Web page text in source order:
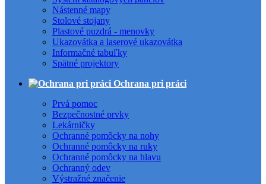
Nástenné mapy
Stolové stojany
Plastové puzdrá - menovky
Ukazovátka a laserové ukazovátka
Informačné tabuľky
Spätné projektory
Ochrana pri práci
Prvá pomoc
Bezpečnostné prvky
Lekárničky
Ochranné pomôcky na nohy
Ochranné pomôcky na ruky
Ochranné pomôcky na hlavu
Ochranný odev
Výstražné značenie